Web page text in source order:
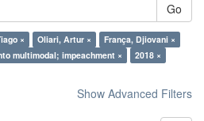
Go
× Oliari, Artur ×
França, Djiovani ×
multimodal; impeachment ×
2018 ×
Show Advanced Filters